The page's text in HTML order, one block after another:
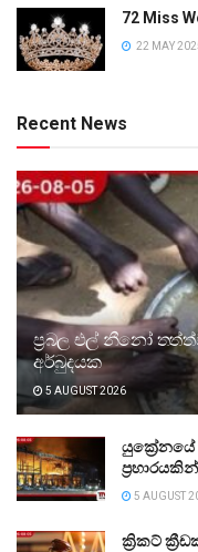
72 Miss
22 MAY
Recent News
ප්‍රබල එල් නීනෝ
අර්බුදයක
5 AUGUST 2026
5 AUGUST
ක්‍රිකට්